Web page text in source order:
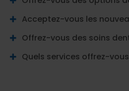
Acceptez-vous les
Offrez-vous des soins
Quels services offrez-